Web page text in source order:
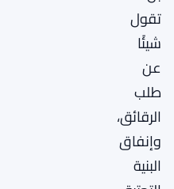
تقول
شيئًا
عن
طلب
الرقائق،
وإنفاق
البنية